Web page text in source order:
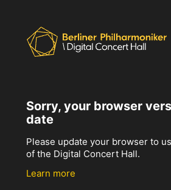
Sorry, your browser
date
Please update your browser to
of the Digital Concert Hall.
Learn more